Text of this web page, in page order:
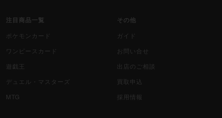
注目商品一覧
ポケモンカード
ワンピースカード
遊戯王
デュエル・マスターズ
MTG
その他
ガイド
お問い合せ
出店のご相談
買取申込
採用情報